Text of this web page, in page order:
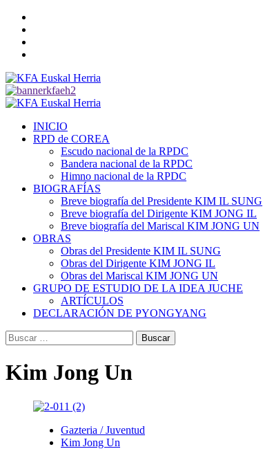
Saltar
contenido
Menú
INICIO
RPD de COREA
Escudo nacional de la RPDC
Bandera nacional de la RPDC
Himno nacional de la RPDC
BIOGRAFÍAS
Breve biografía del Presidente KIM IL SUNG
Breve biografía del Dirigente KIM JONG IL
Breve biografía del Mariscal KIM JONG UN
OBRAS
Obras del Presidente KIM IL SUNG
Obras del Dirigente KIM JONG IL
Obras del Mariscal KIM JONG UN
GRUPO DE ESTUDIO DE LA IDEA JUCHE
ARTÍCULOS
DECLARACIÓN DE PYONGYANG
Buscar:
Kim Jong Un
Gazteria / Juventud
Kim Jong Un